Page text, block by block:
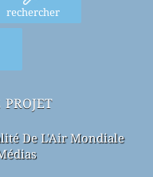
rechercher
projet
De L'Air Mondiale